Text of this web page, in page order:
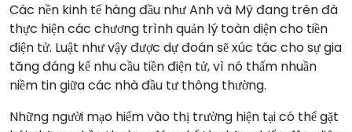
Các nền kinh tế hàng đầu như Anh và Mỹ đang trên đà
thực hiện các chương trình quản lý toàn diện cho tiền
điện tử. Luật như vậy được dự đoán sẽ xúc tác cho sự gia
tăng đáng kể nhu cầu tiền điện tử, vì nó thấm nhuần
niềm tin giữa các nhà đầu tư thông thường.
Những người mạo hiểm vào thị trường hiện tại có thể gặt